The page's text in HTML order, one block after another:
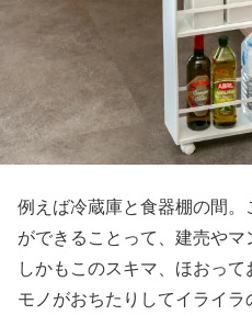
例えば冷蔵庫と食器棚の間
ができることって、建売やマ
しかもこのスキマ、ほおって
モノがおちたりしてイライ